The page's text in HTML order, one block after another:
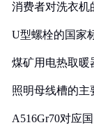
消费者对洗衣机
U型螺栓的国家
煤矿用电热取暖
照明母线槽的主
A516Gr70对应